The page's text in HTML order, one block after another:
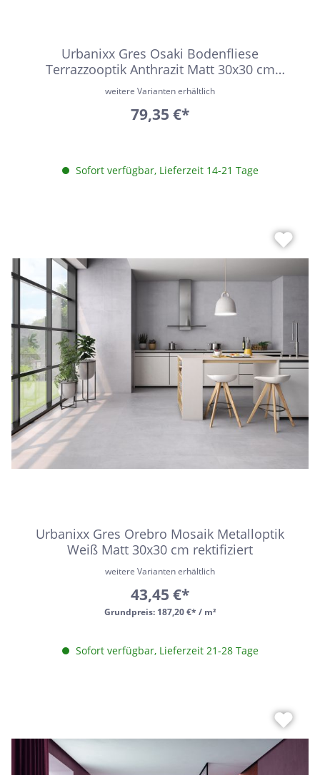
Urbanixx Gres Osaki Bodenfliese
Terrazzooptik Anthrazit Matt 30x30 cm
rektifiziert R10
weitere Varianten erhältlich
79,35 €*
Sofort verfügbar, Lieferzeit 14-21 Tage
Urbanixx Gres Orebro Mosaik Metalloptik
Weiß Matt 30x30 cm rektifiziert
Grundpreis: 187,20 €* / m²
weitere Varianten erhältlich
43,45 €*
Sofort verfügbar, Lieferzeit 21-28 Tage